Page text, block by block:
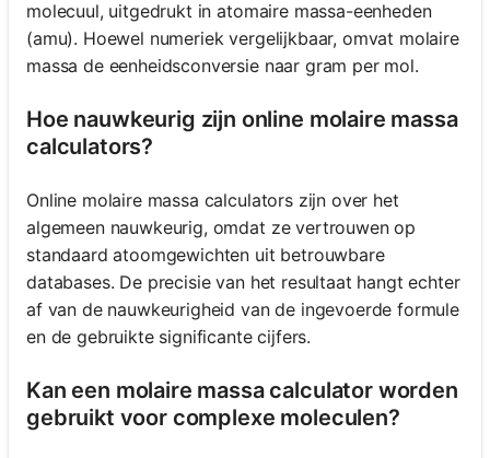
molecuul, uitgedrukt in atomaire massa-eenheden
(amu). Hoewel numeriek vergelijkbaar, omvat molaire
massa de eenheidsconversie naar gram per mol.
Hoe nauwkeurig zijn online molaire massa
calculators?
Online molaire massa calculators zijn over het
algemeen nauwkeurig, omdat ze vertrouwen op
standaard atoomgewichten uit betrouwbare
databases. De precisie van het resultaat hangt echter
af van de nauwkeurigheid van de ingevoerde formule
en de gebruikte significante cijfers.
Kan een molaire massa calculator worden
gebruikt voor complexe moleculen?